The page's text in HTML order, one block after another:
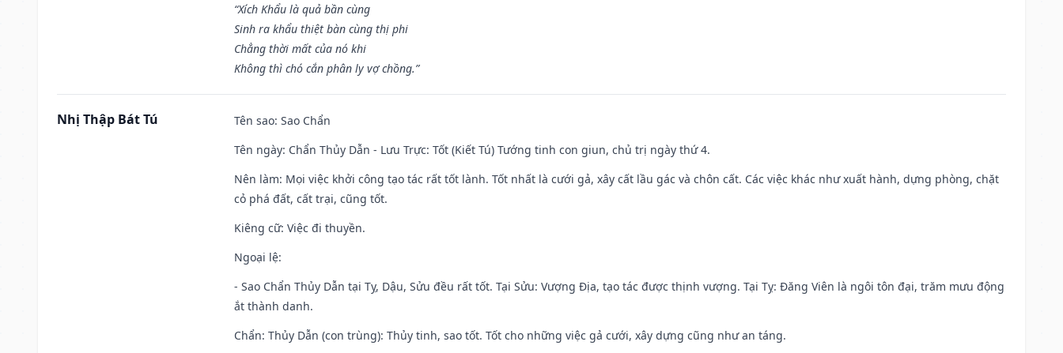
“Xích Khẩu là quả bần cùng
Sinh ra khẩu thiệt bàn cùng thị phi
Chẳng thời mất của nó khi
Không thì chó cắn phân ly vợ chồng.”
Nhị Thập Bát Tú Tên sao: Sao Chẩn
Tên ngày: Chẩn Thủy Dẫn - Lưu Trực: Tốt (Kiết Tú) Tướng tinh con giun, chủ trị ngày thứ 4.
Nên làm: Mọi việc khởi công tạo tác rất tốt lành. Tốt nhất là cưới gả, xây cất lầu gác và chôn cất. Các việc khác như xuất hành, dựng phòng, chặt
cỏ phá đất, cất trại, cũng tốt.
Kiêng cữ: Việc đi thuyền.
Ngoại lệ:
- Sao Chẩn Thủy Dẫn tại Tỵ, Dậu, Sửu đều rất tốt. Tại Sửu: Vượng Địa, tạo tác được thịnh vượng. Tại Tỵ: Đăng Viên là ngôi tôn đại, trăm mưu động
ắt thành danh.
Chẩn: Thủy Dẫn (con trùng): Thủy tinh, sao tốt. Tốt cho những việc gả cưới, xây dựng cũng như an táng.